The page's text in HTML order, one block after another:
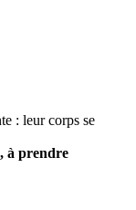
: leur corps se
à prendre